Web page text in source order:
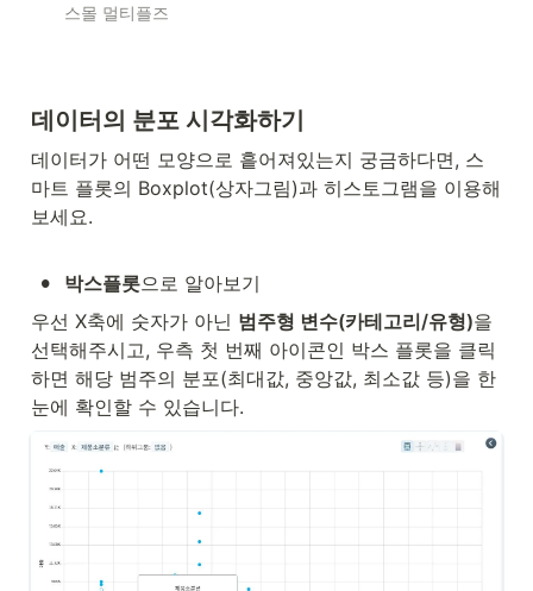
스몰 멀티플즈
데이터의 분포 시각화하기
데이터가 어떤 모양으로 흩어져있는지 궁금하다면, 스
마트 플롯의 Boxplot(상자그림)과 히스토그램을 이용해
보세요.
• 박스플롯으로 알아보기
우선 X축에 숫자가 아닌 범주형 변수(카테고리/유형)을
선택해주시고, 우측 첫 번째 아이콘인 박스 플롯을 클릭
하면 해당 범주의 분포(최대값, 중앙값, 최소값 등)을 한
눈에 확인할 수 있습니다.